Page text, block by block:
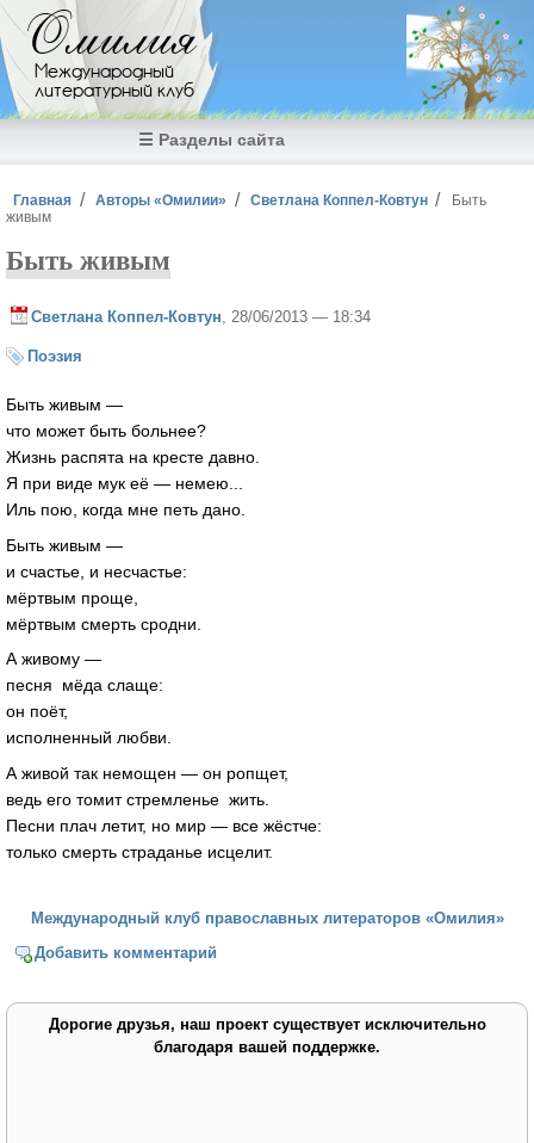
Перейти к основному содержанию
Омилия
Международный
литературный клуб
☰ Разделы сайта
Вы здесь
Главная Авторы «Омилии» Светлана Коппел-Ковтун
Быть
живым
Быть живым
Светлана Коппел-Ковтун , 28/06/2013 — 18:34
Поэзия
Быть живым —
что может быть больнее?
Жизнь распята на кресте давно.
Я при виде мук её — немею...
Иль пою, когда мне петь дано.
Быть живым —
и счастье, и несчастье:
мёртвым проще,
мёртвым смерть сродни.
А живому —
песня мёда слаще:
он поёт,
исполненный любви.
А живой так немощен — он ропщет,
ведь его томит стремленье жить.
Песни плач летит, но мир — все жёстче:
только смерть страданье исцелит.
Международный клуб православных литераторов «Омилия»
Добавить комментарий
Дорогие друзья, наш проект существует исключительно
благодаря вашей поддержке.